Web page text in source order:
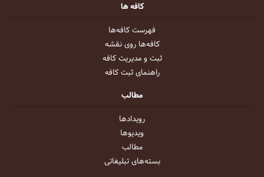
کافه ها
فهرست کافه‌ها
کافه‌ها روی نقشه
ثبت و مدیریت کافه
راهنمای ثبت کافه
مطالب
رویداد‌ها
ویدیو‌ها
مطالب
بسته‌های تبلیغاتی